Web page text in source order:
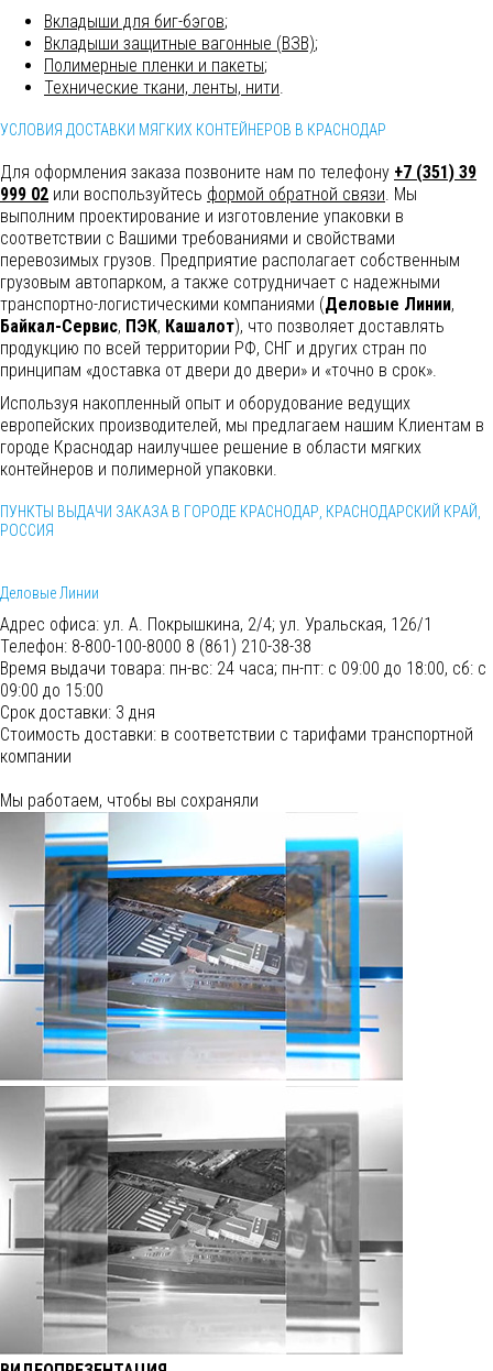
Вкладыши для биг-бэгов;
Вкладыши защитные вагонные (ВЗВ);
Полимерные пленки и пакеты;
Технические ткани, ленты, нити.
УСЛОВИЯ ДОСТАВКИ МЯГКИХ КОНТЕЙНЕРОВ В КРАСНОДАР
Для оформления заказа позвоните нам по телефону +7 (351) 39
999 02 или воспользуйтесь формой обратной связи. Мы
выполним проектирование и изготовление упаковки в
соответствии с Вашими требованиями и свойствами
перевозимых грузов. Предприятие располагает собственным
грузовым автопарком, а также сотрудничает с надежными
транспортно-логистическими компаниями (Деловые Линии,
Байкал-Сервис, ПЭК, Кашалот), что позволяет доставлять
продукцию по всей территории РФ, СНГ и других стран по
принципам «доставка от двери до двери» и «точно в срок».
Используя накопленный опыт и оборудование ведущих
европейских производителей, мы предлагаем нашим Клиентам в
городе Краснодар наилучшее решение в области мягких
контейнеров и полимерной упаковки.
ПУНКТЫ ВЫДАЧИ ЗАКАЗА В ГОРОДЕ КРАСНОДАР, КРАСНОДАРСКИЙ КРАЙ,
РОССИЯ
Деловые Линии
Адрес офиса: ул. А. Покрышкина, 2/4; ул. Уральская, 126/1
Телефон: 8-800-100-8000 8 (861) 210-38-38
Время выдачи товара: пн-вс: 24 часа; пн-пт: с 09:00 до 18:00, сб: с
09:00 до 15:00
Срок доставки: 3 дня
Cтоимость доставки: в соответствии с тарифами транспортной
компании
Мы работаем, чтобы вы сохраняли